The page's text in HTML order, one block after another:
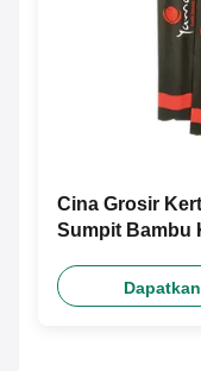
Cina Grosir
Sumpit Bambu